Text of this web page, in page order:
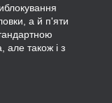
а й п'яти
але також і з